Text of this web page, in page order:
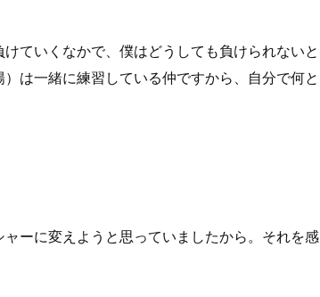
ていくなかで、僕はどうしても負けられないと
は一緒に練習している仲ですから、自分で何と
ーに変えようと思っていましたから。それを感